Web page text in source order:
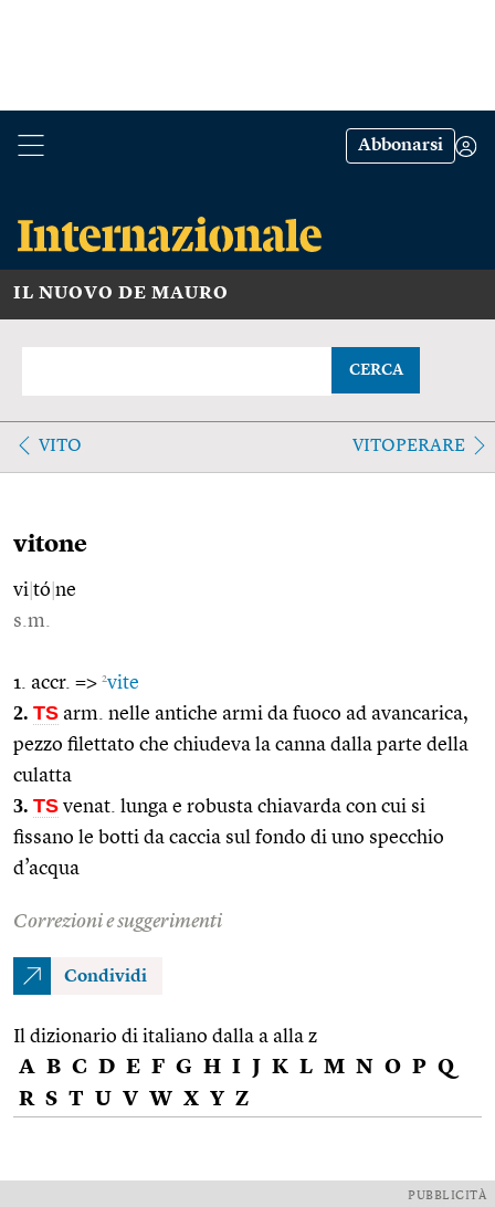
Abbonarsi
IL NUOVO DE MAURO
CERCA
VITO VITOPERARE
vitone
vi tó ne
s.m.
1. accr. => 2vite
2. TS arm. nelle antiche armi da fuoco ad avancarica,
pezzo filettato che chiudeva la canna dalla parte della
culatta
3. TS venat. lunga e robusta chiavarda con cui si
fissano le botti da caccia sul fondo di uno specchio
d’acqua
Correzioni e suggerimenti
Condividi
Il dizionario di italiano dalla a alla z
A B C D E F G H I J K L M N O P Q
R S T U V W X Y Z
PUBBLICITÀ